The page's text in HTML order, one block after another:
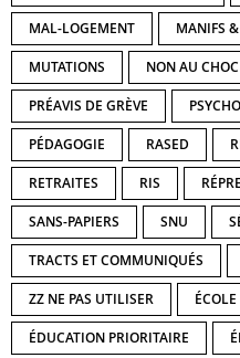
MAL-LOGEMENT MANIFS
MUTATIONS NON AU
PRÉAVIS DE GRÈVE
PÉDAGOGIE RASED
RETRAITES RIS
SANS-PAPIERS SNU
TRACTS ET COMMUNIQUÉS
ZZ NE PAS UTILISER
ÉDUCATION PRIORITAIRE